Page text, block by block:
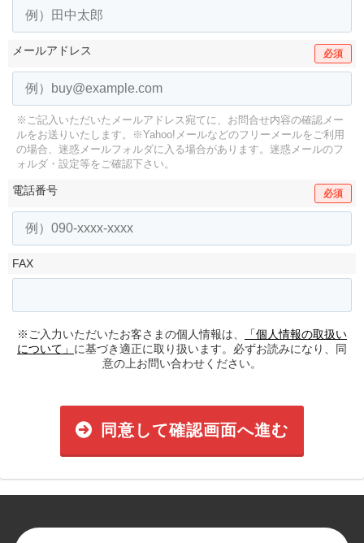
メールアドレス 必須
※ご記入いただいたメールアドレス宛てに、お問合せ内容の確認メー
ルをお送りいたします。
※Yahoo!メールなどのフリーメールをご利用
の場合、迷惑メールフォルダに入る場合があります。 迷惑メールのフ
ォルダ・設定等をご確認下さい。
電話番号 必須
FAX
※ご入力いただいたお客さまの個人情報は、
「個人情報の取扱い
について」 に基づき適正に取り扱います。必ずお読みになり、同
意の上お問い合わせください。
同意して確認画面へ進む